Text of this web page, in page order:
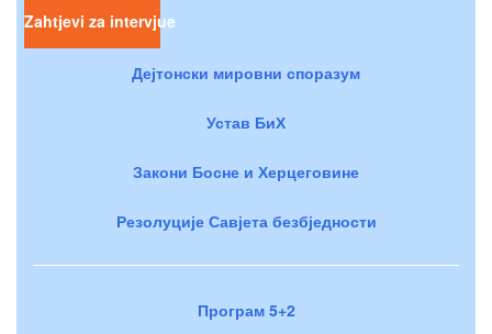
Zahtjevi za intervjue
Дејтонски мировни споразум
Устав БиХ
Закони Босне и Херцеговине
Резолуције Савјета безбједности
Програм 5+2